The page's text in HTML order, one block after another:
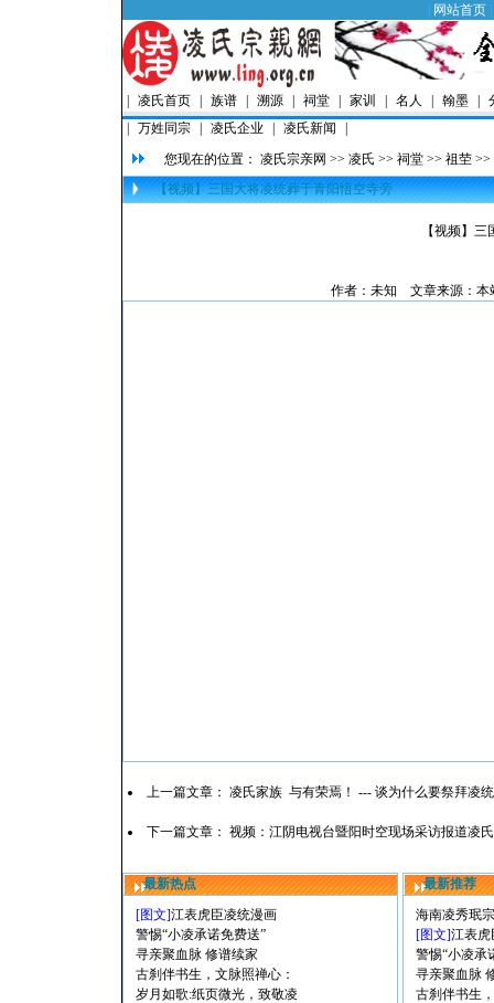
网站首页
凌氏首页 族谱 溯源 祠堂 家训 名人 翰墨
万姓同宗 凌氏企业 凌氏新闻
您现在的位置： 凌氏宗亲网 >> 凌氏 >> 祠堂 >> 祖茔 >>
【视频】三国大将凌统葬于青阳悟空寺旁
【视频】
作者：未知 文章来源：本
上一篇文章： 凌氏家族 与有荣焉！ --- 谈为什么要祭拜凌
下一篇文章： 视频：江阴电视台暨阳时空现场采访报道凌
最新热点
最新推荐
[图文]江表虎臣凌统漫画
警惕“小凌承诺免费送”
寻亲聚血脉 修谱续家
古刹伴书生，文脉照禅心：
岁月如歌:纸页微光，致敬凌
海南凌秀珉
[图文]江表虎
警惕“小凌承
寻亲聚血脉
古刹伴书生